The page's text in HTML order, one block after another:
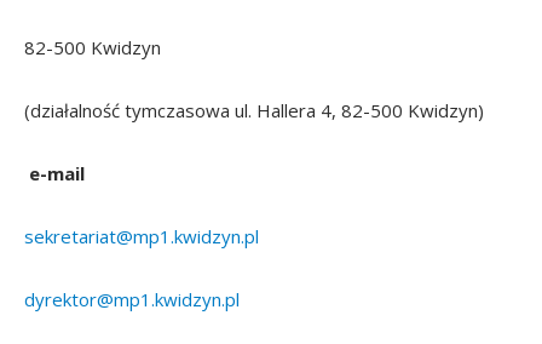
82-500 Kwidzyn
(działalność tymczasowa ul. Hallera 4, 82-500 Kwidzyn)
e-mail
sekretariat@mp1.kwidzyn.pl
dyrektor@mp1.kwidzyn.pl